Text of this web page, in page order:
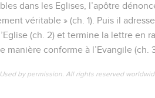
dans les Eglises, l’apôtre
véritable » (ch. 1). Puis il
(ch. 2) et termine la lettre en
conforme à l’Evangile (ch.
by permission. All rights reserved